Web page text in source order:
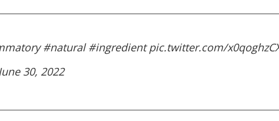
#natural #ingredient pic.twitter.com/
30, 2022